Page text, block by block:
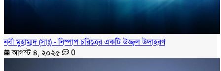
নবী মুহাম্মদ (সাঃ) - নিষ্পাপ চরিত্রের একটি উজ্জ্বল উদাহরণ
আগস্ট ৪, ২০২৫
0